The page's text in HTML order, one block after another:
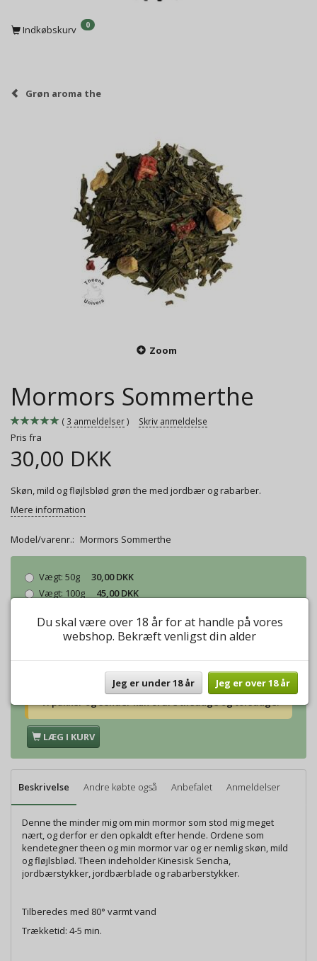
Indkøbskurv 0
Grøn aroma the
Zoom
Mormors Sommerthe
3 anmeldelser Skriv anmeldelse
Pris fra
30,00 DKK
Skøn, mild og fløjlsblød grøn the med jordbær og rabarber.
Mere information
Model/varenr.: Mormors Sommerthe
Vægt: 50g
30,00 DKK
Vægt: 100g
45,00 DKK
Vægt:500g
224,00 DKK
1000g 448,00 DKK
Vi pakker og sender kun ordre tirsdage og torsdage.
LÆG I KURV
Beskrivelse Andre købte også Anbefalet Anmeldelser
Denne the minder mig om min mormor som stod mig meget
nært, og derfor er den opkaldt efter hende. Ordene som
kendetegner theen og min mormor var og er nemlig skøn, mild
og fløjlsblød. Theen indeholder Kinesisk Sencha,
jordbærstykker, jordbærblade og rabarberstykker.
Tilberedes med 80° varmt vand
Trækketid: 4-5 min.
Du skal være over 18 år for at handle på vores
webshop. Bekræft venligst din alder
Jeg er under 18 år Jeg er over 18 år